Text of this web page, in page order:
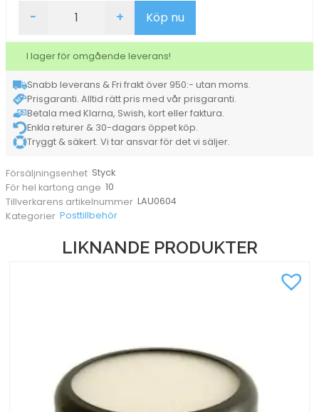
Plemix
- + Köp nu
I lager för omgående leverans!
Snabb leverans & Fri frakt över 950:- utan moms.
Prisgaranti. Alltid rätt pris med vår prisgaranti.
Betala med Klarna, Swish, kort eller faktura.
Enkla returer & 30-dagars öppet köp.
Tryggt & säkert. Vi tar ansvar för det vi säljer.
Försäljningsenhet Styck
För hel kartong ange 10
Tillverkarens artikelnummer LAU0604
Kategorier Posttillbehör
LIKNANDE PRODUKTER